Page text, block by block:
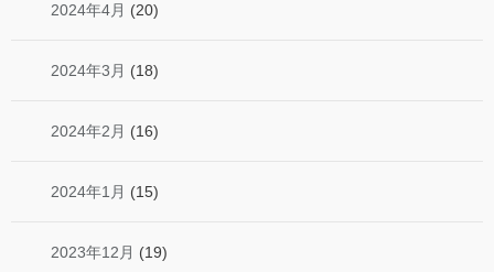
2024年4月 (20)
2024年3月 (18)
2024年2月 (16)
2024年1月 (15)
2023年12月 (19)